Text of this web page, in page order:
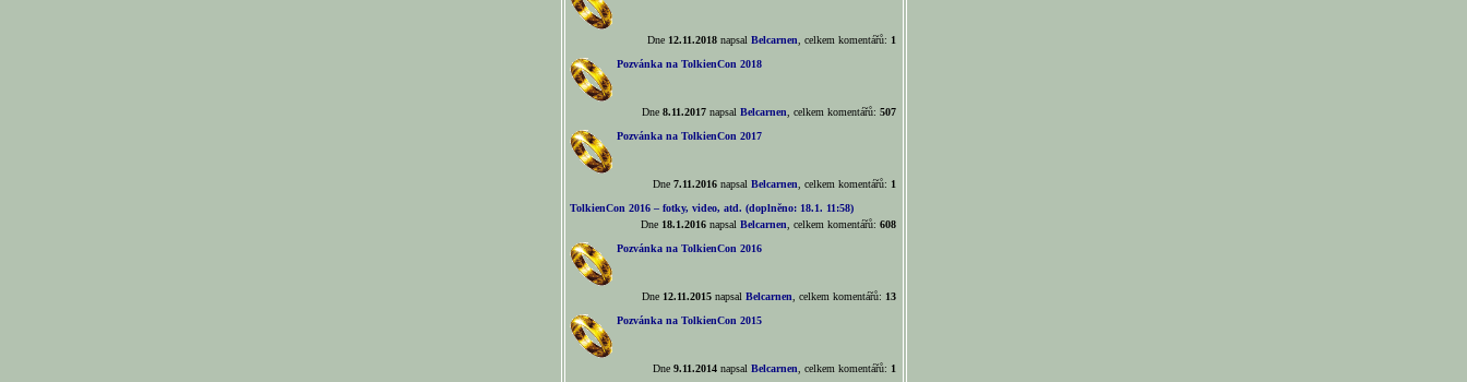
Dne 12.11.2018napsal Belcarnen , celkem komentářů: 1
Pozvánka na TolkienCon 2018
Dne 8.11.2017napsal Belcarnen , celkem komentářů: 507
Pozvánka na TolkienCon 2017
Dne 7.11.2016napsal Belcarnen , celkem komentářů: 1
TolkienCon 2016 – fotky, video, atd. (doplněno: 18.1. 11:58)
Dne 18.1.2016napsal Belcarnen , celkem komentářů: 608
Pozvánka na TolkienCon 2016
Dne 12.11.2015napsal Belcarnen , celkem komentářů: 13
Pozvánka na TolkienCon 2015
Dne 9.11.2014napsal Belcarnen , celkem komentářů: 1